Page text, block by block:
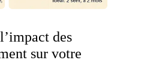
des
sur votre